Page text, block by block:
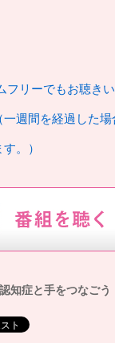
フリーでもお聴き
週間を経過した
。）
知症と手をつなご